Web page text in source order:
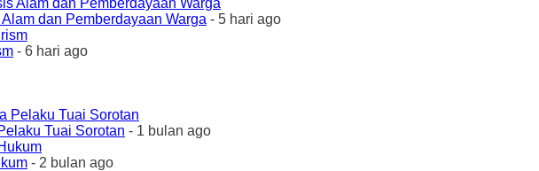
dan Pemberdayaan Warga - 5 hari ago
- 6 hari ago
Tuai Sorotan - 1 bulan ago
- 2 bulan ago